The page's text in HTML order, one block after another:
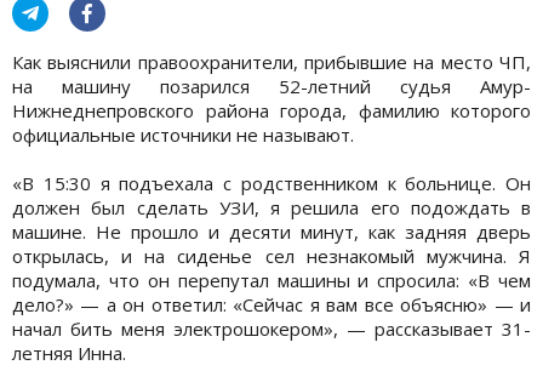
Как выяснили правоохранители, прибывшие на место ЧП,
на машину позарился 52-летний судья Амур-
Нижнеднепровского района города, фамилию которого
официальные источники не называют.
«В 15:30 я подъехала с родственником к больнице. Он
должен был сделать УЗИ, я решила его подождать в
машине. Не прошло и десяти минут, как задняя дверь
открылась, и на сиденье сел незнакомый мужчина. Я
подумала, что он перепутал машины и спросила: «В чем
дело?» — а он ответил: «Сейчас я вам все объясню» — и
начал бить меня электрошокером», — рассказывает 31-
летняя Инна.